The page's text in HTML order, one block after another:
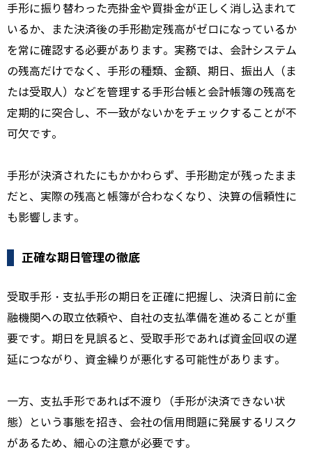
手形に振り替わった売掛金や買掛金が正しく消し込まれて
いるか、また決済後の手形勘定残高がゼロになっているか
を常に確認する必要があります。実務では、会計システム
の残高だけでなく、手形の種類、金額、期日、振出人（ま
たは受取人）などを管理する手形台帳と会計帳簿の残高を
定期的に突合し、不一致がないかをチェックすることが不
可欠です。
手形が決済されたにもかかわらず、手形勘定が残ったまま
だと、実際の残高と帳簿が合わなくなり、決算の信頼性に
も影響します。
正確な期日管理の徹底
受取手形・支払手形の期日を正確に把握し、決済日前に金
融機関への取立依頼や、自社の支払準備を進めることが重
要です。期日を見誤ると、受取手形であれば資金回収の遅
延につながり、資金繰りが悪化する可能性があります。
一方、支払手形であれば不渡り（手形が決済できない状
態）という事態を招き、会社の信用問題に発展するリスク
があるため、細心の注意が必要です。